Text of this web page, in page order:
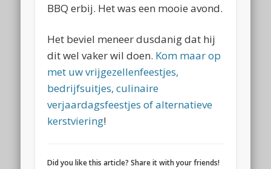
BBQ erbij. Het was een mooie avond.
Het beviel meneer dusdanig dat hij
dit wel vaker wil doen. Kom maar op
met uw vrijgezellenfeestjes,
bedrijfsuitjes, culinaire
verjaardagsfeestjes of alternatieve
kerstviering!
Did you like this article? Share it with your friends!